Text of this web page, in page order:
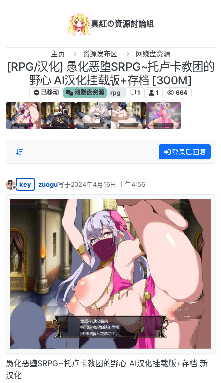
真紅の資源討論組
主页 资源发布区 网赚盘资源
[RPG/汉化] 愚化恶堕SRPG~托卢卡教团的
野心 AI汉化挂载版+存档 [300M]
已移动 网赚盘资源 rpg 1 1 664
登录后回复
离线
key zuogu写于2024年4月16日 上午4:56
最后由 编辑
愚化恶堕SRPG~托卢卡教团的野心 AI汉化挂载版+存档 新
汉化